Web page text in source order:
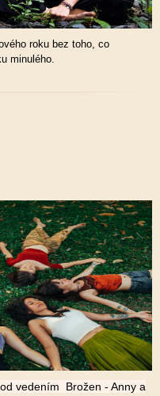
roku bez toho, co
minulého.
vedením Brožen - Anny a